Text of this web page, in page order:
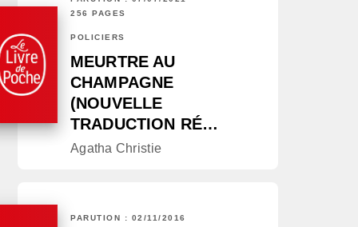
256 PAGES
POLICIERS
MEURTRE AU
CHAMPAGNE
(NOUVELLE
TRADUCTION RÉ…
Agatha Christie
PARUTION : 02/11/2016